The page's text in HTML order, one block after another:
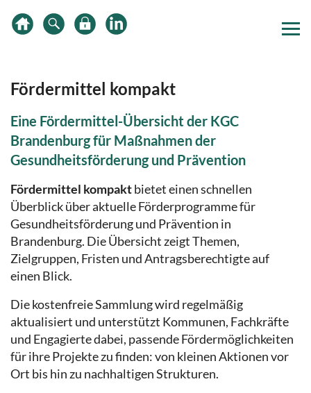
Inhalt
Hauptnavigation
Subnavigation
Fördermittel kompakt
Eine Fördermittel-Übersicht der KGC
Brandenburg für Maßnahmen der
Gesundheitsförderung und Prävention
Fördermittel kompaktbietet einen schnellen
Überblick über aktuelle Förderprogramme für
Gesundheitsförderung und Prävention in
Brandenburg. Die Übersicht zeigt Themen,
Zielgruppen, Fristen und Antragsberechtigte auf
einen Blick.
Die kostenfreie Sammlung wird regelmäßig
aktualisiert und unterstützt Kommunen, Fachkräfte
und Engagierte dabei, passende Fördermöglichkeiten
für ihre Projekte zu finden: von kleinen Aktionen vor
Ort bis hin zu nachhaltigen Strukturen.